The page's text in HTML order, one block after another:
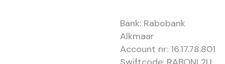
Bank: Rabobank
Alkmaar
Account nr: 16.17.78.801